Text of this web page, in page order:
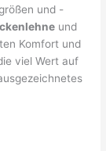
und -
und
Komfort und
viel Wert auf